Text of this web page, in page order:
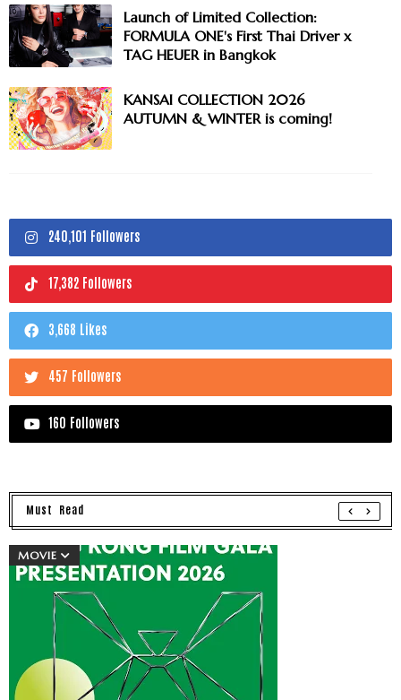
Launch of Limited Collection:
FORMULA ONE's First Thai Driver x
TAG HEUER in Bangkok
KANSAI COLLECTION 2026
AUTUMN & WINTER is coming!
240,101 Followers
17,382 Followers
3,668 Likes
457 Followers
160 Followers
Must Read
MOVIE